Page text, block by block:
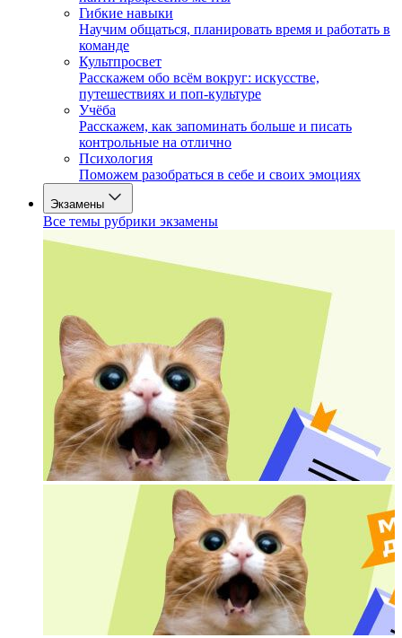
Гибкие навыки
Научим общаться, планировать время и работать в
команде
Культпросвет
Расскажем обо всём вокруг: искусстве,
путешествиях и поп-культуре
Учёба
Расскажем, как запоминать больше и писать
контрольные на отлично
Психология
Поможем разобраться в себе и своих эмоциях
Экзамены
Все темы рубрики экзамены